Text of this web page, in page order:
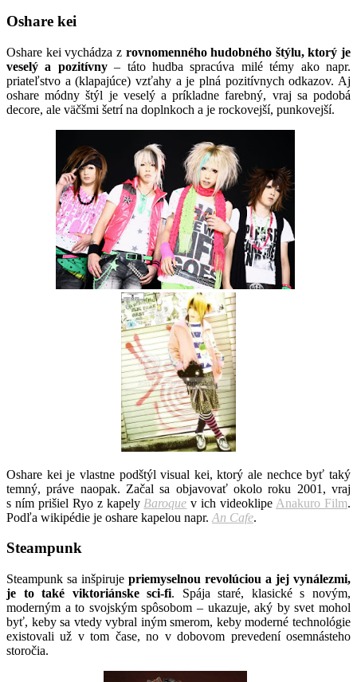
Oshare kei
Oshare kei vychádza z rovnomenného hudobného štýlu, ktorý je
veselý a pozitívny– táto hudba spracúva milé témy ako napr.
priateľstvo a (klapajúce) vzťahy a je plná pozitívnych odkazov. Aj
oshare módny štýl je veselý a príkladne farebný, vraj sa podobá
decore, ale väčšmi šetrí na doplnkoch a je rockovejší, punkovejší.
Oshare kei je vlastne podštýl visual kei, ktorý ale nechce byť taký
temný, práve naopak. Začal sa objavovať okolo roku 2001, vraj
s ním prišiel Ryo z kapely Baroque v ich videoklipe Anakuro Film.
Podľa wikipédie je oshare kapelou napr. An Cafe.
Steampunk
Steampunk sa inšpiruje priemyselnou revolúciou a jej vynálezmi,
je to také viktoriánske sci-fi. Spája staré, klasické s novým,
moderným a to svojským spôsobom – ukazuje, aký by svet mohol
byť, keby sa vtedy vybral iným smerom, keby moderné technológie
existovali už v tom čase, no v dobovom prevedení osemnásteho
storočia.